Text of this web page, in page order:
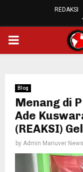
REDAKSI
PRIMARY
Blog
Menang di
Ade
(REAKSI)
by Admin Manuver News